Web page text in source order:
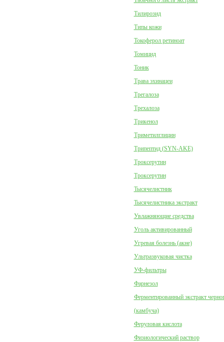
Тилирозид
Типы кожи
Токоферол ретиноат
Томицид
Тоник
Трава эхинацеи
Трегалоза
Трехалоза
Трикенол
Триметилглицин
Трипептид (SYN-AKE)
Троксерутин
Троксерутин
Тысячелистник
Тысячелистника экстракт
Увлажняющие средства
Уголь активированный
Угревая болезнь (акне)
Ультразвуковая чистка
УФ-фильтры
Фарнезол
Ферментированный экстракт
(камбуча)
Феруловая кислота
Физиологический раствор